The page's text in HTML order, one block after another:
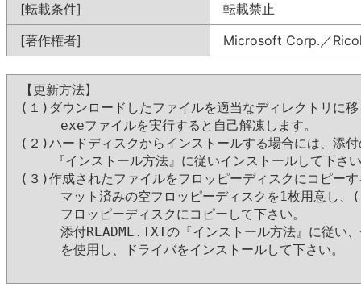
[転載条件]
転載禁止
[著作権者]
Microsoft Corp.／
【更新方法】
(１)ダウンロードしたファイルを適当なディレクトリに
     exeファイルを実行すると自己解凍します。
(２)ハードディスクからインストールする場合には、添付
『インストール方法』に従いインストールして下さ
(３)作成されたファイルをフロッピーディスクにコピー
マット済みの空フロッピーディスクを1枚用意し、
     フロッピーディスクにコピーして下さい。
添付README.TXTの『インストール方法』に従い、
     を使用し、ドライバをインストールして下さい。